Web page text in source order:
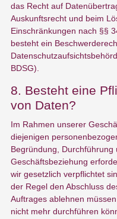
das Recht auf
Auskunftsrecht und beim
Einschränkungen nach §§
besteht ein
BDSG).
8. Besteht eine
von Daten?
Im Rahmen unserer
diejenigen
Begründung, Durchführung
Geschäftsbeziehung
wir gesetzlich verpflichtet
der Regel den Abschluss
Auftrages ablehnen
nicht mehr durchführen